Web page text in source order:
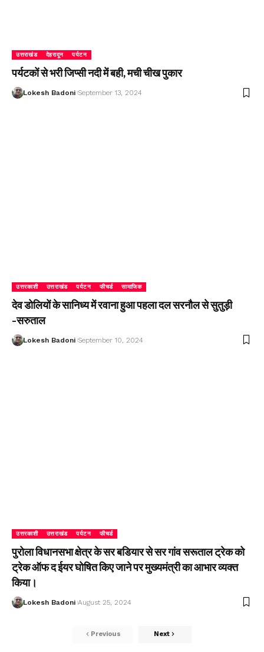
उत्तराखंड देहरादून पर्यटन
पर्यटकों से भरी जिप्सी नदी में बही, मची चीख पुकार
Lokesh Badoni September 13, 2024
उत्तरकाशी उत्तराखंड पर्यटन फीचर्ड सामाजिक
देव डोलियों के सानिध्य में रवाना हुआ पहला दल सरनौल से सुतुड़ी
-सरुताल
Lokesh Badoni September 10, 2024
उत्तरकाशी उत्तराखंड पर्यटन फीचर्ड
पुरोला विधानसभा क्षेत्र के सर बडियार से सर गांव सरूताल ट्रेक को
ट्रेक ऑफ द ईयर घोषित किए जाने पर मुख्यमंत्री का आभार व्यक्त
किया।
Lokesh Badoni August 25, 2024
Previous Next